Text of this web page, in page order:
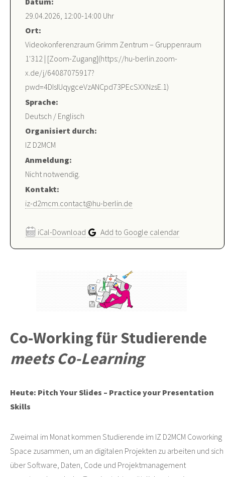
29.04.2026, 12:00-14:00 Uhr
Ort:
Videokonferenzraum Grimm Zentrum – Gruppenraum
1'312 | [Zoom-Zugang](https://hu-berlin.zoom-
x.de/j/64087075917?
pwd=4DIsIUqygceVzANCpd73PEcSXXNzsE.1)
Sprache:
Deutsch / Englisch
Organisiert durch:
IZ D2MCM
Anmeldung:
Nicht notwendig.
Kontakt:
iz-d2mcm.contact@hu-berlin.de
iCal-Download Add to Google calendar
Co-Working für Studierende
meets Co-Learning
Heute: Pitch Your Slides – Practice your Presentation
Skills
Zweimal im Monat kommen Studierende im IZ D2MCM Coworking
Space zusammen, um an digitalen Projekten zu arbeiten und sich
über Software, Daten, Code und Projektmanagement